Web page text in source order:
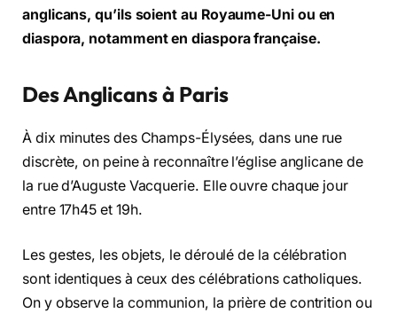
anglicans, qu’ils soient au Royaume-Uni ou en
diaspora, notamment en diaspora française.
Des Anglicans à Paris
À dix minutes des Champs-Élysées, dans une rue
discrète, on peine à reconnaître l’église anglicane de
la rue d’Auguste Vacquerie. Elle ouvre chaque jour
entre 17h45 et 19h.
Les gestes, les objets, le déroulé de la célébration
sont identiques à ceux des célébrations catholiques.
On y observe la communion, la prière de contrition ou